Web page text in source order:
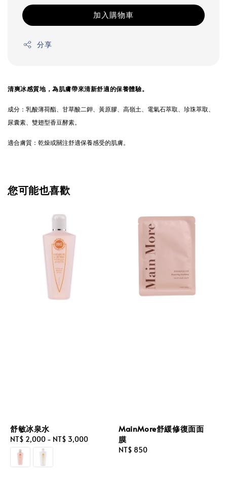
加入購物車
分享
清爽冰感質地，為肌膚帶來清新舒適的保養體驗。
成分： 乳酸薄荷酯、甘草酸二鉀、黃原膠、高嶺土、電氣石萃取、珍珠萃取、
尿囊素、雙翅型香豆酵素。
適合膚質：乾燥或關注舒適保養感受的肌膚。
您可能也喜歡
舒敏冰泉水
Regular
price
NT$ 2,000 - NT$ 3,000
MainMore舒緩修復面面
膜
Regular
NT$ 850